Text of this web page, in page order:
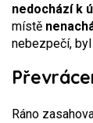
nedochází k
místě
nebezpečí,
Ráno